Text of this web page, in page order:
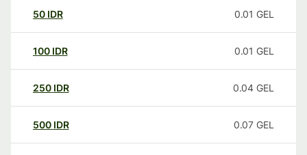
50 IDR 0.01 GEL
100 IDR 0.01 GEL
250 IDR 0.04 GEL
500 IDR 0.07 GEL